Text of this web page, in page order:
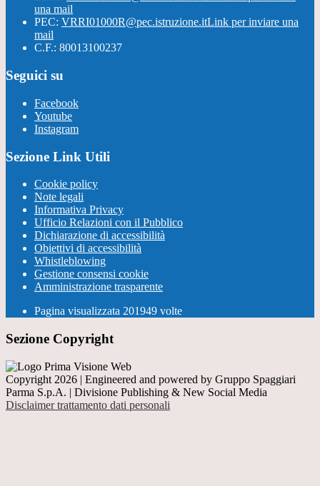
una mail
PEC: VRRI01000R@pec.istruzione.itLink per inviare una
mail
C.F.: 80013100237
Seguici su
Facebook
Youtube
Instagram
Sezione Link Utili
Cookie policy
Note legali
Informativa Privacy
Ufficio Relazioni con il Pubblico
Dichiarazione di accessibilità
Obiettivi di accessibilità
Whistleblowing
Gestione consensi cookie
Amministrazione trasparente
Pagina visualizzata 201949 volte
Sezione Copyright
Copyright 2026 | Engineered and powered by Gruppo Spaggiari
Parma S.p.A. | Divisione Publishing & New Social Media
Disclaimer trattamento dati personali